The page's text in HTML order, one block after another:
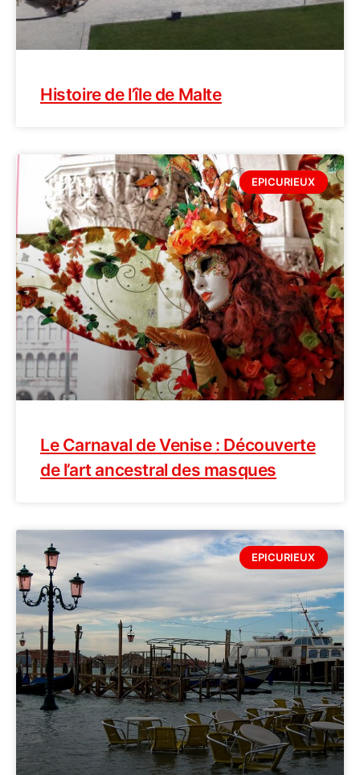
Histoire de l’île de Malte
EPICURIEUX
Le Carnaval de Venise : Découverte
de l’art ancestral des masques
EPICURIEUX